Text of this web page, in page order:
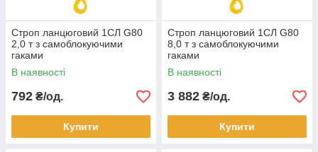
Строп ланцюговий 1СЛ G80
2,0 т з самоблокуючими
гаками
В наявності
792 ₴/од.
Купити
Строп ланцюговий 1СЛ G80
8,0 т з самоблокуючими
гаками
В наявності
3 882 ₴/од.
Купити